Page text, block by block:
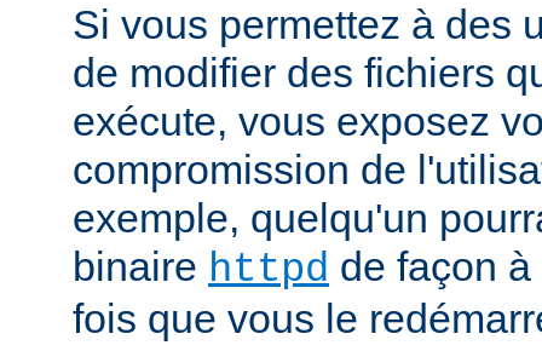
Si vous permettez à des
de modifier des fichiers
exécute, vous exposez
compromission de
exemple, quelqu'un
binaire httpd de façon
fois que vous le